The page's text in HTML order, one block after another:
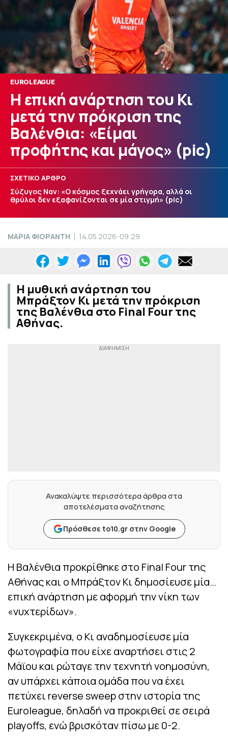
EUROLEAGUE
Η επική ανάρτηση του Κι
μετά την πρόκριση της
Βαλένθια: «Είμαι
προφήτης και μάγος» (pic)
ΣΧΕΤΙΚΟ ΑΡΘΡΟ
Σύζυγος Ναν: «Ο κόσμος ξεχνάει γρήγορα, αλλά οι
θρύλοι δεν εξαφανίζονται σε μία στιγμή» (pic)
ΜΑΡΙΑ ΦΙΟΡΑΝΤΗ 14.05.2026-09:29
Η μυθική ανάρτηση του
Μπράξτον Κι μετά την πρόκριση
της Βαλένθια στο Final Four της
Αθήνας.
Ανακαλύψτε περισσότερα άρθρα στα
αποτελέσματα αναζήτησης
Πρόσθεσε to10.gr στην Google
Η Βαλένθια προκρίθηκε στο Final Four της
Αθήνας και ο Μπράξτον Κι δημοσίευσε μία…
επική ανάρτηση με αφορμή την νίκη των
«νυχτερίδων».
Συγκεκριμένα, ο Κι αναδημοσίευσε μία
φωτογραφία που είχε αναρτήσει στις 2
Μάϊου και ρώταγε την τεχνητή νοημοσύνη,
αν υπάρχει κάποια ομάδα που να έχει
πετύχει reverse sweep στην ιστορία της
Euroleague, δηλαδή να προκριθεί σε σειρά
playoffs, ενώ βρισκόταν πίσω με 0-2.